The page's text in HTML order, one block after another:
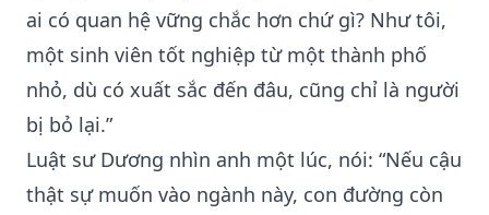
ai có quan hệ vững chắc hơn chứ gì? Như tôi,
một sinh viên tốt nghiệp từ một thành phố
nhỏ, dù có xuất sắc đến đâu, cũng chỉ là người
bị bỏ lại.”
Luật sư Dương nhìn anh một lúc, nói: “Nếu cậu
thật sự muốn vào ngành này, con đường còn